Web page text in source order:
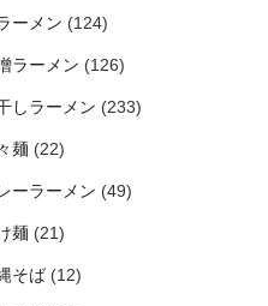
ーメン (124)
ラーメン (126)
しラーメン (233)
麺(22)
ーラーメン (49)
麺(21)
そば(12)